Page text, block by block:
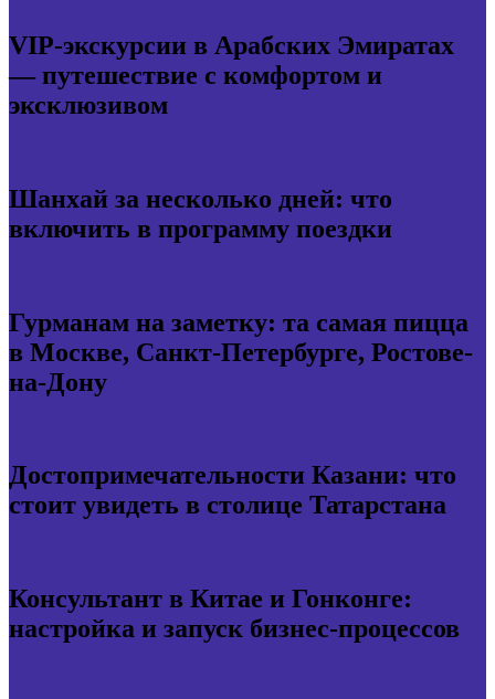
VIP-экскурсии в Арабских Эмиратах
— путешествие с комфортом и
эксклюзивом
Шанхай за несколько дней: что
включить в программу поездки
Гурманам на заметку: та самая пицца
в Москве, Санкт-Петербурге, Ростове-
на-Дону
Достопримечательности Казани: что
стоит увидеть в столице Татарстана
Консультант в Китае и Гонконге:
настройка и запуск бизнес-процессов